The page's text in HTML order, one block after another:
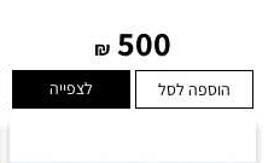
500
₪
הוספה לסל לצפייה